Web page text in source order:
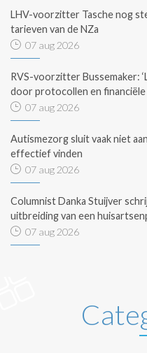
LHV-voorzitter Tasche nog
tarieven van de NZa
07 aug 2026
RVS-voorzitter Bussemaker:
door protocollen en financiële
07 aug 2026
Autismezorg sluit vaak niet
effectief vinden
07 aug 2026
Columnist Danka Stuijver
uitbreiding van een
07 aug 2026